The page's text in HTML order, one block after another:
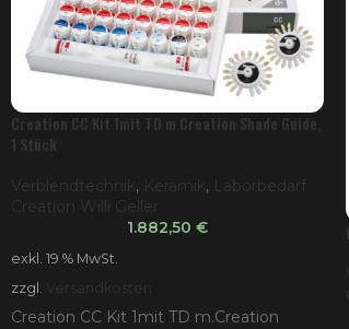
Creation CC Kit 1mit TD m.Creation Shade Guide,
1 Stück
Verblendtechnik , Keramik , Laborbedarf
Creation Willi Geller
1.882,50 €
exkl. 19 % MwSt.
zzgl.
Versandkosten
Creation CC Kit 1mit TD m.Creation